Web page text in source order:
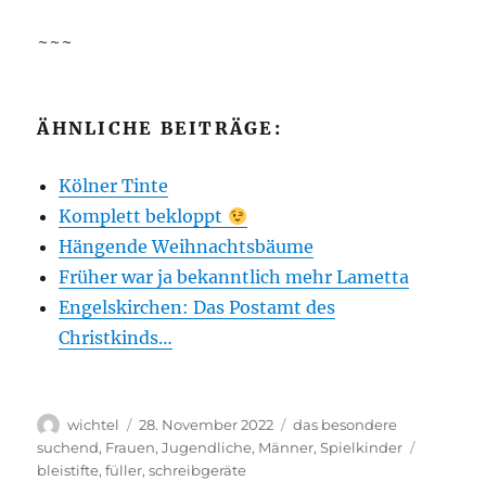
~~~
ÄHNLICHE BEITRÄGE:
Köl­ner Tinte
Kom­plett bekloppt
Hän­gen­de Weihnachtsbäume
Frü­her war ja bekannt­lich mehr Lametta
Engels­kir­chen: Das Post­amt des
Christkinds…
Autor
wichtel
Veröffentlicht
am
28. November 2022 Kategorien
das besondere
suchend, Frauen,Jugendliche, Männer,Spielkinder
bleistifte,füller,schreibgeräte